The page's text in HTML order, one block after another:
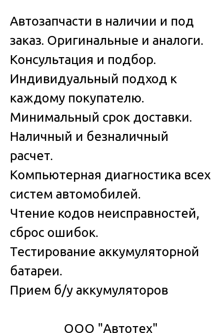
Автозапчасти в наличии и под
заказ. Оригинальные и аналоги.
Консультация и подбор.
Индивидуальный подход к
каждому покупателю.
Минимальный срок доставки.
Наличный и безналичный
расчет.
Компьютерная диагностика всех
систем автомобилей.
Чтение кодов неисправностей,
сброс ошибок.
Тестирование аккумуляторной
батареи.
Прием б/у аккумуляторов
ООО "Автотех"